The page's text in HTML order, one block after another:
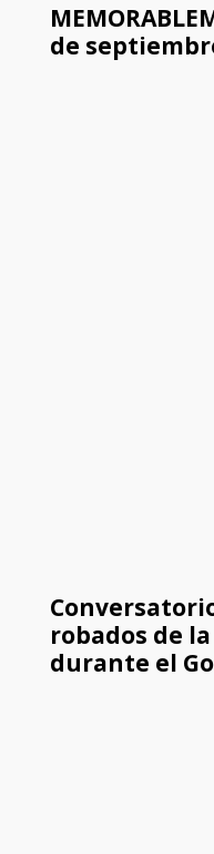
de
robados de la
durante el